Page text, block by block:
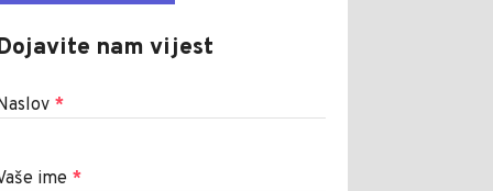
nam vijest
*
ime *